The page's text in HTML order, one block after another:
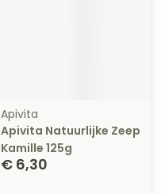
Apivita
Apivita Natuurlijke Zeep
Kamille 125g
€ 6,30